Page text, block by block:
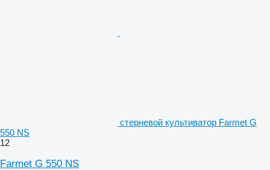
стерневой культиватор Farmet G
550 NS
12
Farmet G 550 NS